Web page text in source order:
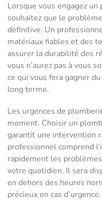
Lorsque vous engagez
souhaitez que le
définitive. Un
matériaux fiables et des
assurer la durabilité des
vous n’aurez pas à vous
ce qui vous fera gagner
long terme.
Les urgences de
moment. Choisir un
garantit une intervention
professionnel comprend
rapidement les
votre quotidien. Il sera
en dehors des heures
précieux en cas d’urgence.